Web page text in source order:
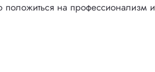
на профессионализм и